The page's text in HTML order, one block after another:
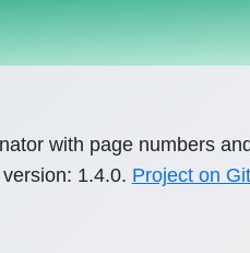
with page numbers
1.4.0. Project on